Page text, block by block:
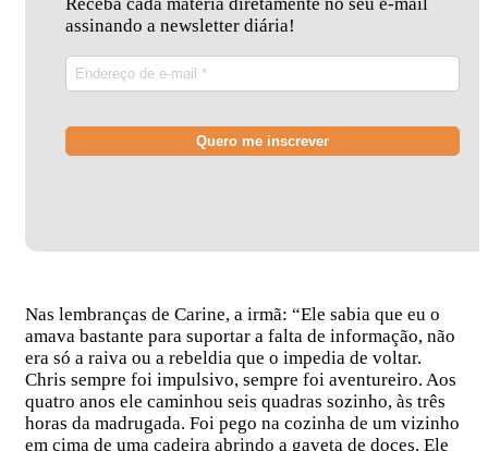
assinando a newsletter diária!
Nas lembranças de Carine, a irmã: “Ele sabia que eu o
amava bastante para suportar a falta de informação, não
era só a raiva ou a rebeldia que o impedia de voltar.
Chris sempre foi impulsivo, sempre foi aventureiro. Aos
quatro anos ele caminhou seis quadras sozinho, às três
horas da madrugada. Foi pego na cozinha de um vizinho
em cima de uma cadeira abrindo a gaveta de doces. Ele